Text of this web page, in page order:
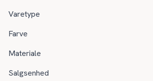
Varetype
Farve
Materiale
Salgsenhed